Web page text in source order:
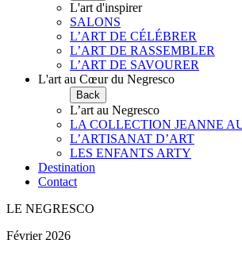
L'art d'inspirer
SALONS
L’ART DE CÉLÉBRER
L’ART DE RASSEMBLER
L’ART DE SAVOURER
L'art au Cœur du Negresco
Back
L’art au Negresco
LA COLLECTION JEANNE
L’ARTISANAT D’ART
LES ENFANTS ARTY
Destination
Contact
LE NEGRESCO
Février 2026